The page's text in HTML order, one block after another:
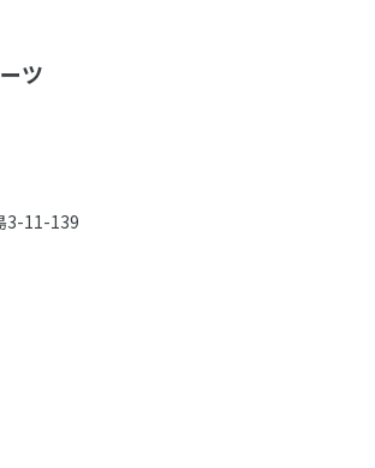
ツ
3-11-139